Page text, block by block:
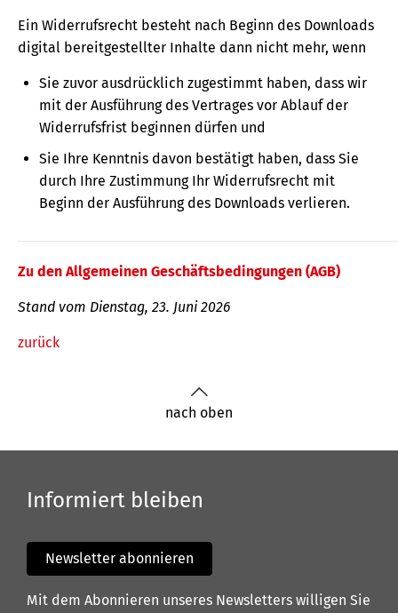
Ein Widerrufsrecht besteht nach Beginn des Downloads
digital bereitgestellter Inhalte dann nicht mehr, wenn
Sie zuvor ausdrücklich zugestimmt haben, dass wir
mit der Ausführung des Vertrages vor Ablauf der
Widerrufsfrist beginnen dürfen und
Sie Ihre Kenntnis davon bestätigt haben, dass Sie
durch Ihre Zustimmung Ihr Widerrufsrecht mit
Beginn der Ausführung des Downloads verlieren.
Zu den Allgemeinen Geschäftsbedingungen (AGB)
Stand vom Dienstag, 23. Juni 2026
zurück
nach oben
Informiert bleiben
Newsletter abonnieren
Mit dem Abonnieren unseres Newsletters willigen Sie